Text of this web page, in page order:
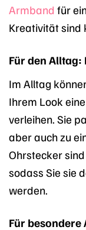
Armband für
Kreativität sind
Für den Alltag:
Im Alltag
Ihrem Look
verleihen. Sie
aber auch zu
Ohrstecker
sodass Sie sie
werden.
Für